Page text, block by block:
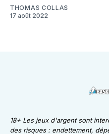
THOMAS COLLAS
17 août 2022
18+ Les jeux d'argent sont
des risques : endettement,